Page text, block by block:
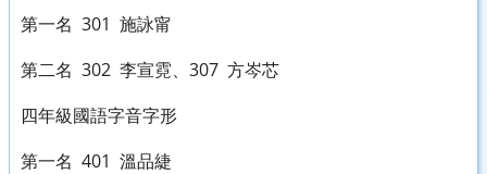
第一名 301 施詠甯
第二名 302 李宣霓、307 方岑芯
四年級國語字音字形
第一名 401 溫品緁